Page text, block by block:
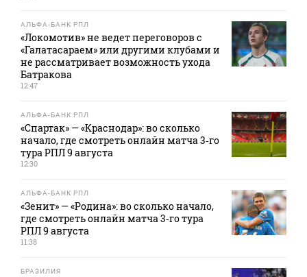
АЛЬФА-БАНК РПЛ
«Локомотив» не ведет переговоров с
«Галатасараем» или другими клубами и
не рассматривает возможность ухода
Батракова
12:47
АЛЬФА-БАНК РПЛ
«Спартак» — «Краснодар»: во сколько
начало, где смотреть онлайн матча 3‑го
тура РПЛ 9 августа
12:30
АЛЬФА-БАНК РПЛ
«Зенит» — «Родина»: во сколько начало,
где смотреть онлайн матча 3‑го тура
РПЛ 9 августа
11:38
БРАЗИЛИЯ